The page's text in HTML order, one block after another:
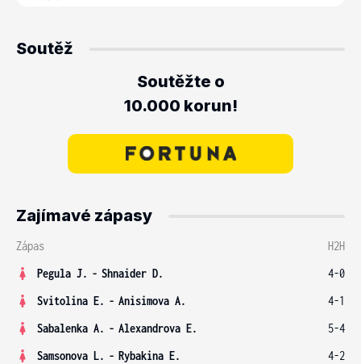
Soutěž
Soutěžte o
10.000 korun!
Zajímavé zápasy
Zápas
H2H
Pegula J. - Shnaider D.
4-0
Svitolina E. - Anisimova A.
4-1
Sabalenka A. - Alexandrova E.
5-4
Samsonova L. - Rybakina E.
4-2